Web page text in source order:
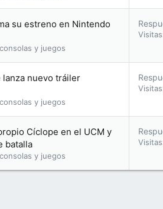
su estreno en Nintendo
y juegos
Visitas
lanza nuevo tráiler
y juegos
Visitas
Cíclope en el UCM y
batalla
y juegos
Visitas